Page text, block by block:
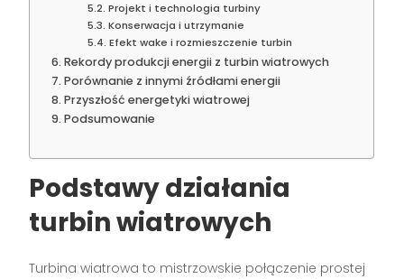
Projekt i technologia turbiny
Konserwacja i utrzymanie
Efekt wake i rozmieszczenie turbin
Rekordy produkcji energii z turbin wiatrowych
Porównanie z innymi źródłami energii
Przyszłość energetyki wiatrowej
Podsumowanie
Podstawy działania
turbin wiatrowych
Turbina wiatrowa to mistrzowskie połączenie prostej